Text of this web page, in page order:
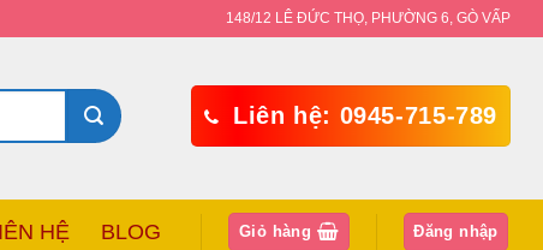
148/12 LÊ ĐỨC THỌ, PHƯỜNG 6, GÒ VẤP
Liên hệ: 0945-715-789
HỆ BLOG Giỏ hàng Đăng nhập